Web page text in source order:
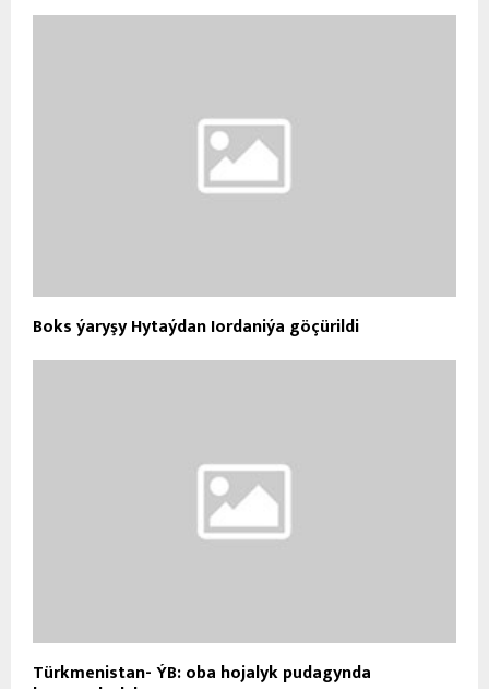
Boks ýaryşy Hytaýdan Iordaniýa göçürildi
Türkmenistan- ÝB: oba hojalyk pudagynda